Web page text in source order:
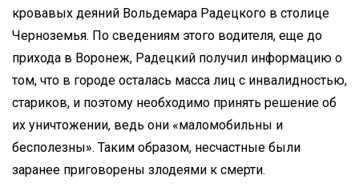
кровавых деяний Вольдемара Радецкого в столице
Черноземья. По сведениям этого водителя, еще до
прихода в Воронеж, Радецкий получил информацию о
том, что в городе осталась масса лиц с инвалидностью,
стариков, и поэтому необходимо принять решение об
их уничтожении, ведь они «маломобильны и
бесполезны». Таким образом, несчастные были
заранее приговорены злодеями к смерти.